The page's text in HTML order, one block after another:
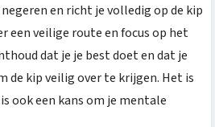
en richt je volledig op de kip
een veilige route en focus op het
dat je je best doet en dat je
de kip veilig over te krijgen. Het is
ook een kans om je mentale